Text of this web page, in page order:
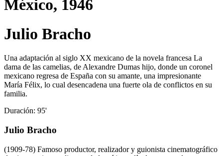
México, 1946
Julio Bracho
Una adaptación al siglo XX mexicano de la novela francesa La
dama de las camelias, de Alexandre Dumas hijo, donde un coronel
mexicano regresa de España con su amante, una impresionante
María Félix, lo cual desencadena una fuerte ola de conflictos en su
familia.
Duración: 95'
Julio Bracho
(1909-78) Famoso productor, realizador y guionista cinematográfico